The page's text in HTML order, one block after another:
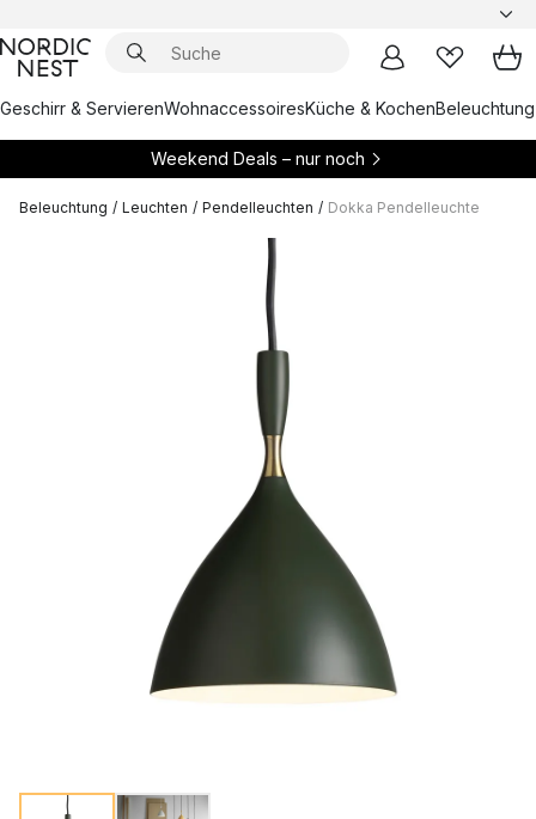
Geschirr & ServierenWohnaccessoiresKüche & KochenBeleuchtung
Weekend Deals – nur noch
Beleuchtung / Leuchten / Pendelleuchten / Dokka Pendelleuchte